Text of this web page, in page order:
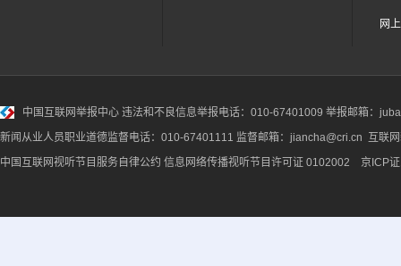
网
中国互联网举报中心 违法和不良信息举报电话：010-67401009 举报邮箱：
新闻从业人员职业道德监督电话：010-67401111 监督邮箱：jiancha@cri.cn 互联
中国互联网视听节目服务自律公约 信息网络传播视听节目许可证 0102002 京ICP